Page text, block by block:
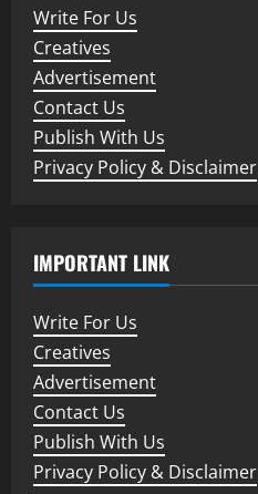
Write For Us
Creatives
Advertisement
Contact Us
Publish With Us
Privacy Policy & Disclaimer
IMPORTANT LINK
Write For Us
Creatives
Advertisement
Contact Us
Publish With Us
Privacy Policy & Disclaimer